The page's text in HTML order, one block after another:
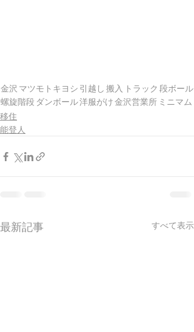
金沢 マツモトキヨシ 引越し 搬入 トラック 段ボール
螺旋階段 ダンボール洋服がけ金沢営業所 ミニマム
移住
能登人
最新記事 すべて表示